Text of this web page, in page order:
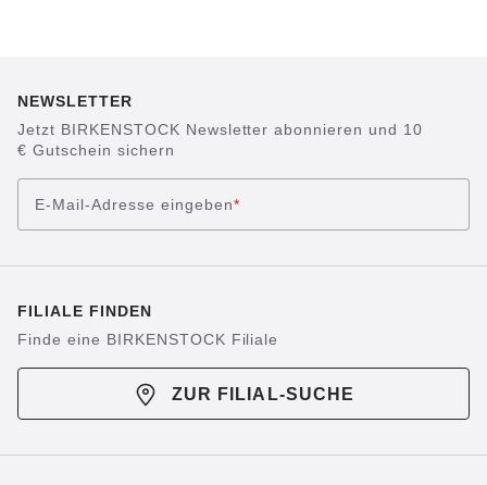
NEWSLETTER
Jetzt BIRKENSTOCK Newsletter abonnieren und 10
€ Gutschein sichern
E-Mail-Adresse eingeben*
FILIALE FINDEN
Finde eine BIRKENSTOCK Filiale
ZUR FILIAL-SUCHE